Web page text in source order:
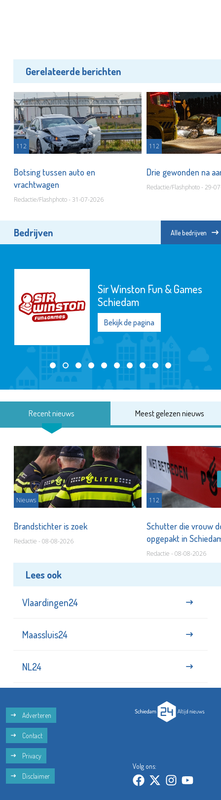
Gerelateerde berichten
112
Botsing tussen auto en
vrachtwagen
Redactie/Flashphoto - 31-07-2026
112
Drie gewonden na
Redactie/Flashphoto - 29-
Bedrijven Alle bedrijven
Sir Winston Fun & Games
Schiedam
Bekijk de pagina
Recent nieuws Meest gelezen nieuws
Nieuws
Brandstichter is zoek
Redactie - 08-08-2026
112
Schutter die vrouw
opgepakt in
Redactie - 08-08-2026
Lees ook
Vlaardingen24
Maassluis24
NL24
Adverteren
Contact
Privacy
Disclaimer
Volg ons: